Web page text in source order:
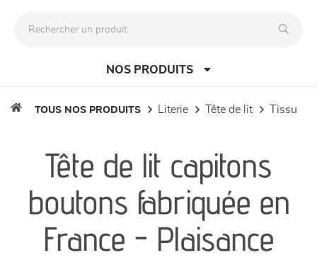
NOS PRODUITS
séjours
TOUS NOS PRODUITS literie tête de lit tissu
Tête de lit capitons
boutons fabriquée en
France - Plaisance